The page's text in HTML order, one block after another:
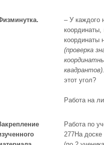
– У каждого
координаты,
координаты
(проверка
квадрантов).
этот угол?
Работа на
Работа по
277На доске